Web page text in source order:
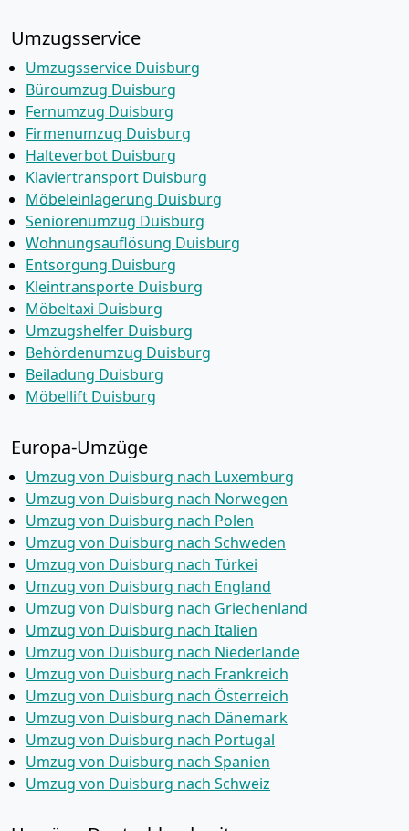
Umzugsservice
Umzugsservice Duisburg
Büroumzug Duisburg
Fernumzug Duisburg
Firmenumzug Duisburg
Halteverbot Duisburg
Klaviertransport Duisburg
Möbeleinlagerung Duisburg
Seniorenumzug Duisburg
Wohnungsauflösung Duisburg
Entsorgung Duisburg
Kleintransporte Duisburg
Möbeltaxi Duisburg
Umzugshelfer Duisburg
Behördenumzug Duisburg
Beiladung Duisburg
Möbellift Duisburg
Europa-Umzüge
Umzug von Duisburg nach Luxemburg
Umzug von Duisburg nach Norwegen
Umzug von Duisburg nach Polen
Umzug von Duisburg nach Schweden
Umzug von Duisburg nach Türkei
Umzug von Duisburg nach England
Umzug von Duisburg nach Griechenland
Umzug von Duisburg nach Italien
Umzug von Duisburg nach Niederlande
Umzug von Duisburg nach Frankreich
Umzug von Duisburg nach Österreich
Umzug von Duisburg nach Dänemark
Umzug von Duisburg nach Portugal
Umzug von Duisburg nach Spanien
Umzug von Duisburg nach Schweiz